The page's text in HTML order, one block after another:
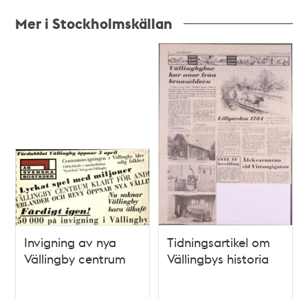
Mer i Stockholmskällan
Invigning av nya
Vällingby centrum
Tidningsartikel om
Vällingbys historia